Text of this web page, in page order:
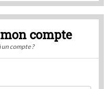
compte
un compte ?